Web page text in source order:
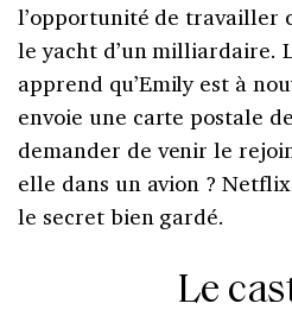
l’opportunité de travailler
le yacht d’un milliardaire.
apprend qu’Emily est à
envoie une carte postale
demander de venir le
elle dans un avion ?
le secret bien gardé.
Le